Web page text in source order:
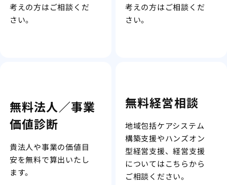
考えの方はご相談くだ
さい。
考えの方はご相談くだ
さい。
無料法人／事業
価値診断
貴法人や事業の価値目
安を無料で算出いたし
ます。
無料経営相談
地域包括ケアシステム
構築支援やハンズオン
型経営支援、経営支援
についてはこちらから
ご相談ください。